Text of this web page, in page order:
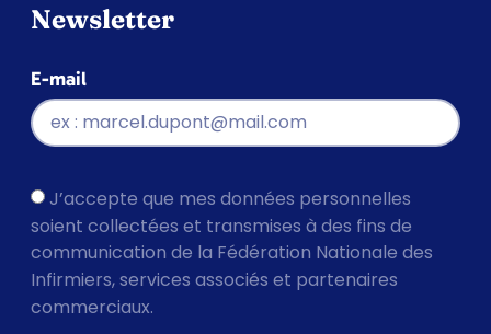
Newsletter
E-mail
J’accepte que mes données personnelles
soient collectées et transmises à des fins de
communication de la Fédération Nationale des
Infirmiers, services associés et partenaires
commerciaux.